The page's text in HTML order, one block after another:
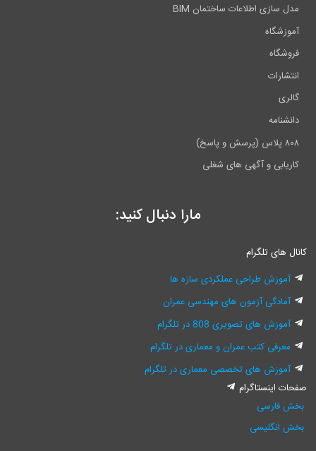
مدل سازی اطلاعات ساختمان BIM
آموزشگاه
فروشگاه
انتشارات
گالری
دانشنامه
۸۰۸ پلاس (پرسش و پاسخ)
کاریابی و آگهی های شغلی
مارا دنبال کنید:
کانال های تلگرام
آموزش طراحی عملکردی سازه ها
آمادگی آزمون های مهندسی عمران
آموزش های تصویری 808 در تلگرام
معرفی کتب عمران و معماری در تلگرام
آموزش های تخصصی معماری در تلگرام
صفحات اینستاگرام
بخش فارسی
بخش انگلیسی